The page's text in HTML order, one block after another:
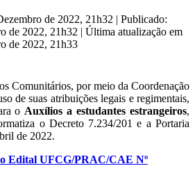
de 2022, 21h32 | Publicado:
de 2022, 21h32 | Última atualização em
de 2022, 21h33
Comunitários, por meio da Coordenação
de suas atribuições legais e regimentais,
o Auxílios a estudantes estrangeiros,
o Decreto 7.234/201 e a Portaria
de 2022.
Edital UFCG/PRAC/CAE Nº